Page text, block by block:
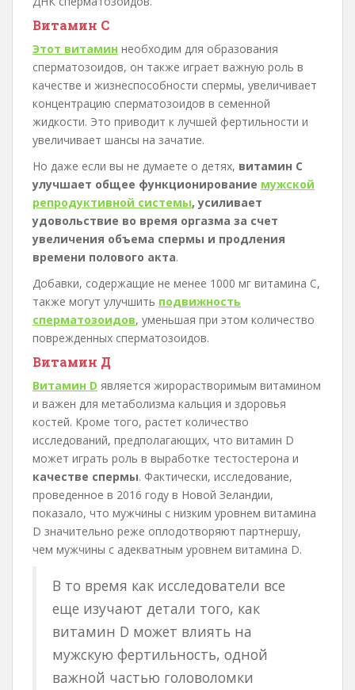
Витамин C
Этот витамин необходим для образования
сперматозоидов, он также играет важную роль в
качестве и жизнеспособности спермы, увеличивает
концентрацию сперматозоидов в семенной
жидкости. Это приводит к лучшей фертильности и
увеличивает шансы на зачатие.
Но даже если вы не думаете о детях, витамин С
улучшает общее функционирование мужской
репродуктивной системы, усиливает
удовольствие во время оргазма за счет
увеличения объема спермы и продления
времени полового акта.
Добавки, содержащие не менее 1000 мг витамина С,
также могут улучшить подвижность
сперматозоидов, уменьшая при этом количество
поврежденных сперматозоидов.
Витамин Д
Витамин D является жирорастворимым витамином
и важен для метаболизма кальция и здоровья
костей. Кроме того, растет количество
исследований, предполагающих, что витамин D
может играть роль в выработке тестостерона и
качестве спермы. Фактически, исследование,
проведенное в 2016 году в Новой Зеландии,
показало, что мужчины с низким уровнем витамина
D значительно реже оплодотворяют партнершу,
чем мужчины с адекватным уровнем витамина D.
В то время как исследователи все
еще изучают детали того, как
витамин D может влиять на
мужскую фертильность, одной
важной частью головоломки